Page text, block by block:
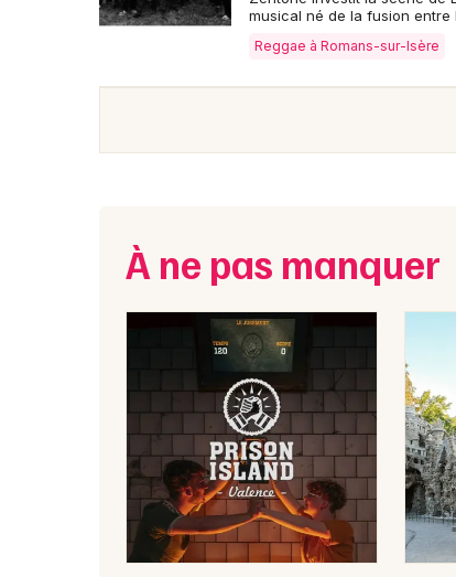
musical né de la fusion
Reggae à Romans-sur-Isère
À ne pas manquer